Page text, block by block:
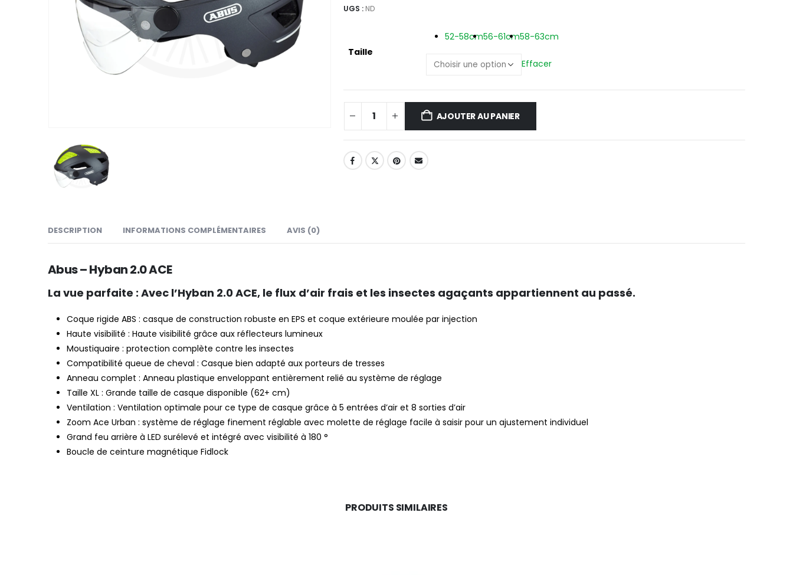
UGS : ND
Taille
52-58cm56-61cm58-63cm
Effacer
AJOUTER AU PANIER
DESCRIPTION INFORMATIONS COMPLÉMENTAIRES AVIS (0)
Abus – Hyban 2.0 ACE
La vue parfaite : Avec l’Hyban 2.0 ACE, le flux d’air frais et les insectes agaçants appartiennent au passé.
Coque rigide ABS : casque de construction robuste en EPS et coque extérieure moulée par injection
Haute visibilité : Haute visibilité grâce aux réflecteurs lumineux
Moustiquaire : protection complète contre les insectes
Compatibilité queue de cheval : Casque bien adapté aux porteurs de tresses
Anneau complet : Anneau plastique enveloppant entièrement relié au système de réglage
Taille XL : Grande taille de casque disponible (62+ cm)
Ventilation : Ventilation optimale pour ce type de casque grâce à 5 entrées d’air et 8 sorties d’air
Zoom Ace Urban : système de réglage finement réglable avec molette de réglage facile à saisir pour un ajustement individuel
Grand feu arrière à LED surélevé et intégré avec visibilité à 180 °
Boucle de ceinture magnétique Fidlock
PRODUITS SIMILAIRES